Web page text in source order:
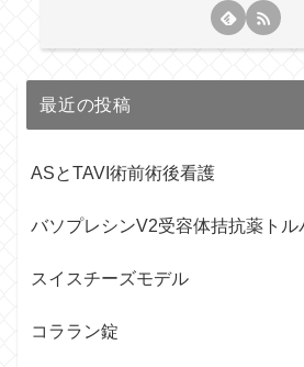
最近の投稿
ASとTAVI術前術後看護
バソプレシンV2受容体拮抗薬トル
スイスチーズモデル
コララン錠